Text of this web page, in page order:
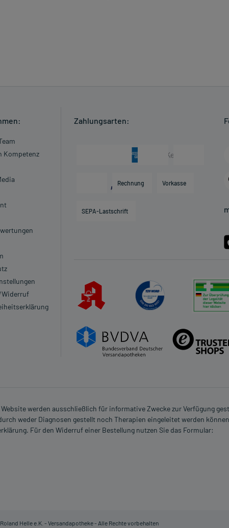
Kompetenz
Widerruf
Zahlungsarten:
Rechnung Vorkasse
SEPA-Lastschrift
werden ausschließlich für informative Zwecke zur Verfügung
weder Diagnosen gestellt noch Therapien eingeleitet werden
Für den Widerruf einer Bestellung nutzen Sie das Formular:
Helle e.K. - Versandapotheke - Alle Rechte vorbehalten